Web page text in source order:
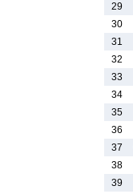
29
30
31
32
33
34
35
36
37
38
39